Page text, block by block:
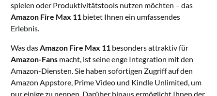
spielen oder Produktivitätstools nutzen möchten – das
Amazon Fire Max 11 bietet Ihnen ein umfassendes
Erlebnis.
Was dasAmazon Fire Max 11 besonders attraktiv für
Amazon-Fans macht, ist seine enge Integration mit den
Amazon-Diensten. Sie haben sofortigen Zugriff auf den
Amazon Appstore, Prime Video und Kindle Unlimited, um
nur einige zu nennen. Darüber hinaus ermöglicht Ihnen der